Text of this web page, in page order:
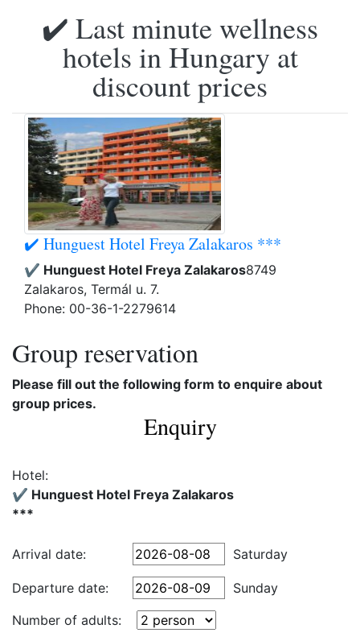
✔️ Last minute wellness
hotels in Hungary at
discount prices
✔️ Hunguest Hotel Freya Zalakaros ***
✔️ Hunguest Hotel Freya Zalakaros8749
Zalakaros, Termál u. 7.
Phone: 00-36-1-2279614
Group reservation
Please fill out the following form to enquire about
group prices.
Enquiry
Hotel:
✔️ Hunguest Hotel Freya Zalakaros
***
Arrival date: Saturday
Departure date:
Sunday
Number of adults: